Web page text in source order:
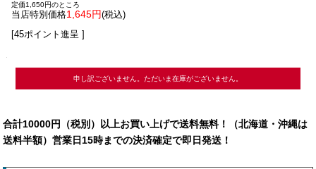
定価1,650円のところ
当店特別価格1,645円(税込)
[45ポイント進呈 ]
申し訳ございません。ただいま在庫がございません。
合計10000円（税別）以上お買い上げで送料無料！（北海道・沖縄は
送料半額）営業日15時までの決済確定で即日発送！